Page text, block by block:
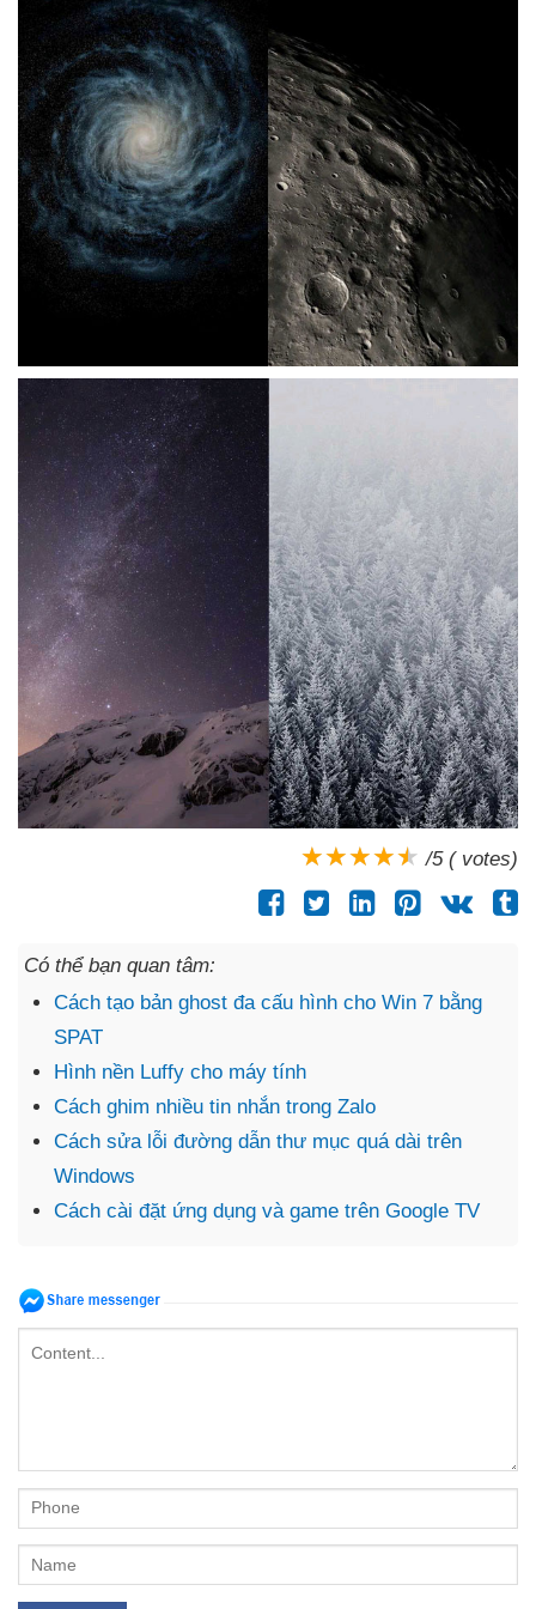
/5 ( votes)
Có thể bạn quan tâm:
Cách tạo bản ghost đa cấu hình cho Win 7 bằng
SPAT
Hình nền Luffy cho máy tính
Cách ghim nhiều tin nhắn trong Zalo
Cách sửa lỗi đường dẫn thư mục quá dài trên
Windows
Cách cài đặt ứng dụng và game trên Google TV